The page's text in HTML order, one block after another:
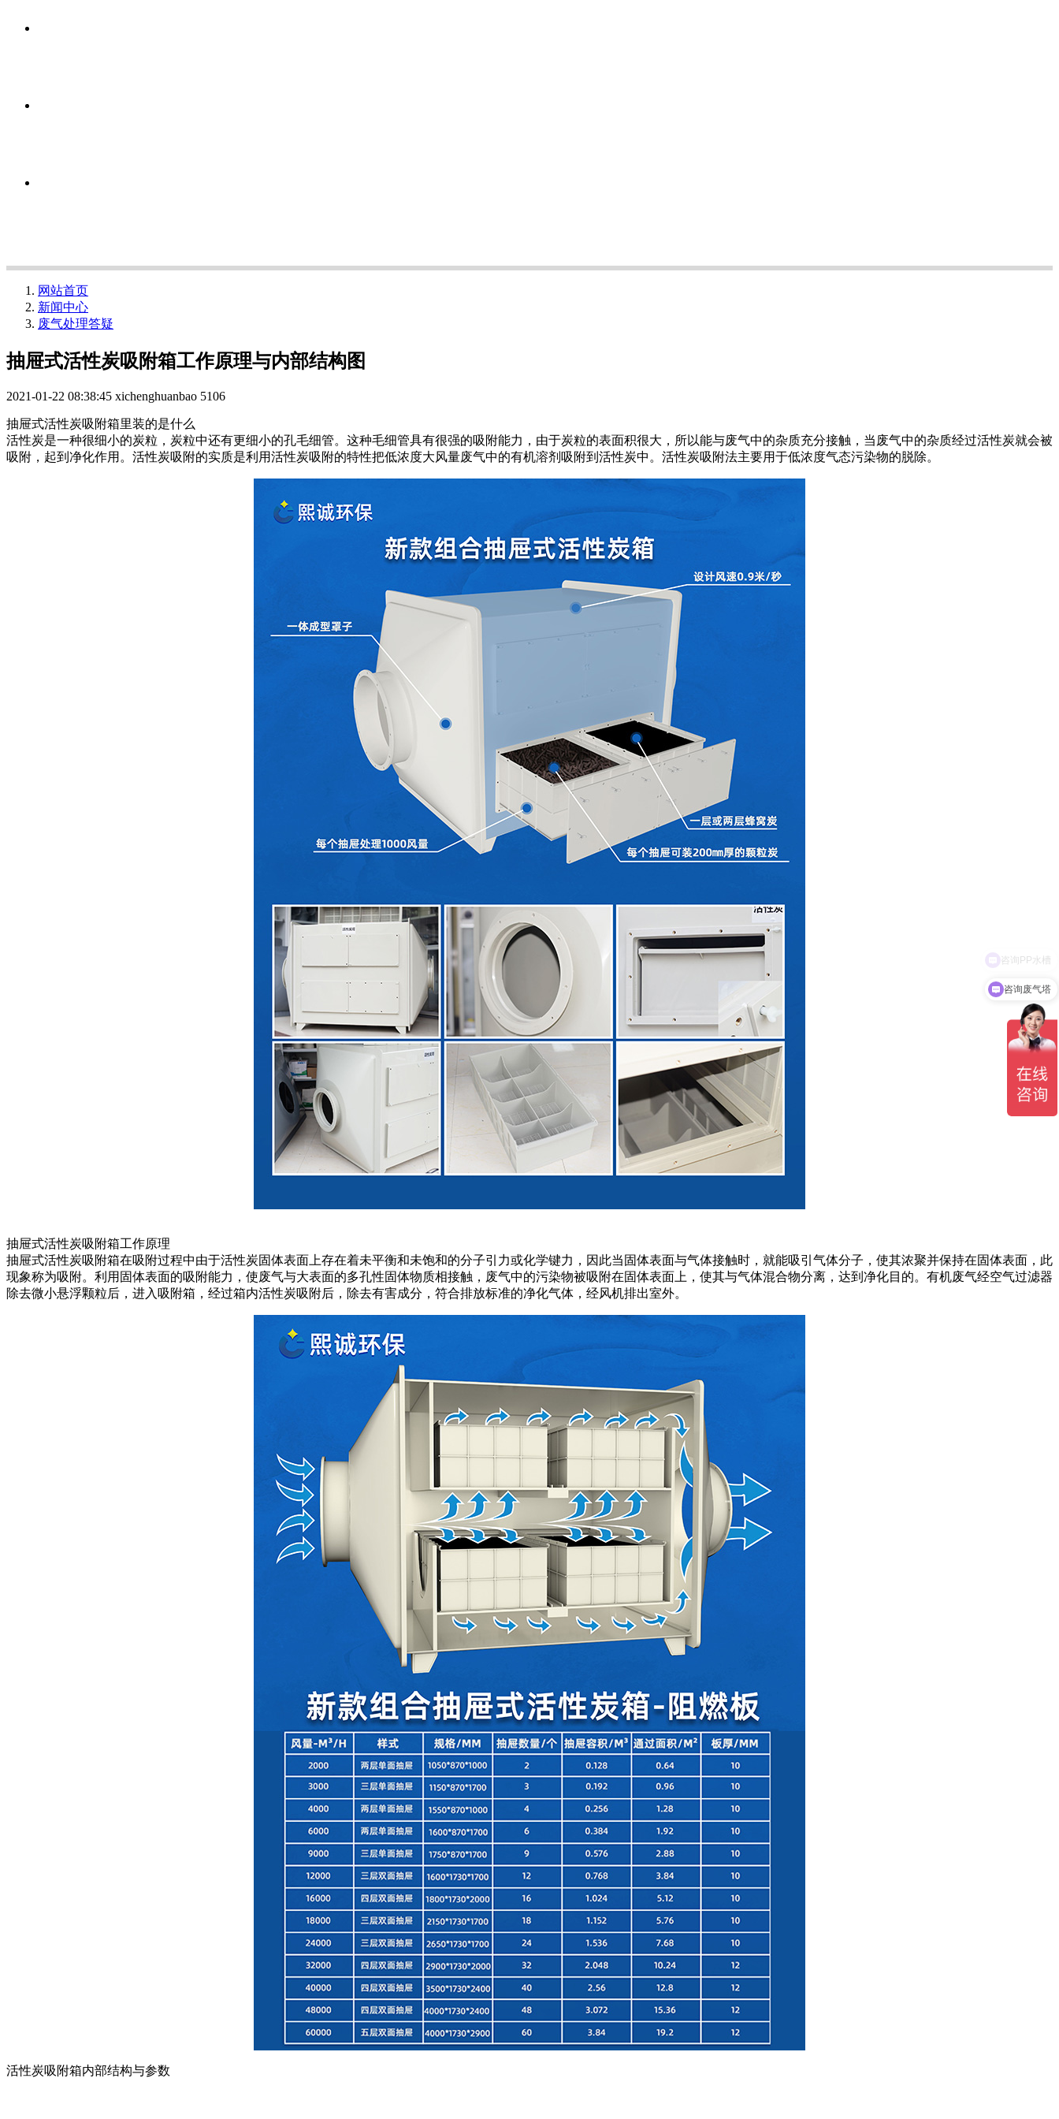
网站首页
新闻中心
废气处理答疑
抽屉式活性炭吸附箱工作原理与内部结构图
2021-01-22 08:38:45 xichenghuanbao 5106
抽屉式活性炭吸附箱里装的是什么
活性炭是一种很细小的炭粒，炭粒中还有更细小的孔毛细管。这种毛细管具有很强的吸附能力，由于炭粒的表面积很大，所以能与废气中的杂质充分接触，当废气中的杂质经过活性炭就会被
吸附，起到净化作用。活性炭吸附的实质是利用活性炭吸附的特性把低浓度大风量废气中的有机溶剂吸附到活性炭中。活性炭吸附法主要用于低浓度气态污染物的脱除。
抽屉式活性炭吸附箱工作原理
抽屉式活性炭吸附箱在吸附过程中由于活性炭固体表面上存在着未平衡和未饱和的分子引力或化学键力，因此当固体表面与气体接触时，就能吸引气体分子，使其浓聚并保持在固体表面，此
现象称为吸附。利用固体表面的吸附能力，使废气与大表面的多孔性固体物质相接触，废气中的污染物被吸附在固体表面上，使其与气体混合物分离，达到净化目的。有机废气经空气过滤器
除去微小悬浮颗粒后，进入吸附箱，经过箱内活性炭吸附后，除去有害成分，符合排放标准的净化气体，经风机排出室外。
活性炭吸附箱内部结构与参数
咨询废气塔